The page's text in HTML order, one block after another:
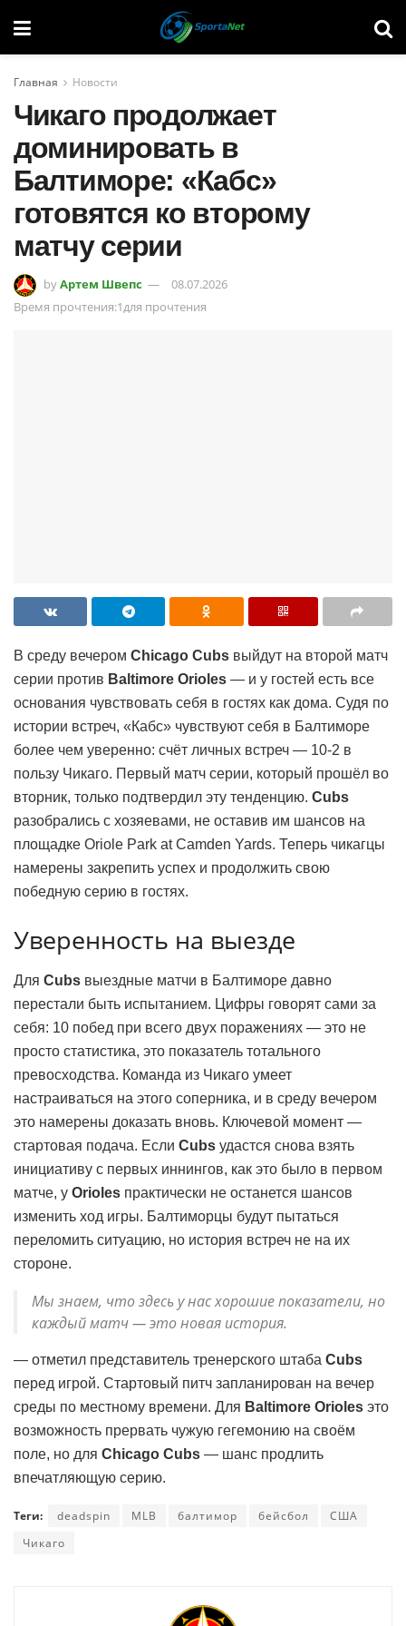
Главная Новости
Чикаго продолжает
доминировать в
Балтиморе: «Кабс»
готовятся ко второму
матчу серии
byАртем Швепс
08.07.2026
Время прочтения:1для прочтения
В среду вечером Chicago Cubs выйдут на второй матч
серии против Baltimore Orioles — и у гостей есть все
основания чувствовать себя в гостях как дома. Судя по
истории встреч, «Кабс» чувствуют себя в Балтиморе
более чем уверенно: счёт личных встреч — 10-2 в
пользу Чикаго. Первый матч серии, который прошёл во
вторник, только подтвердил эту тенденцию. Cubs
разобрались с хозяевами, не оставив им шансов на
площадке Oriole Park at Camden Yards. Теперь чикагцы
намерены закрепить успех и продолжить свою
победную серию в гостях.
Уверенность на выезде
Для Cubs выездные матчи в Балтиморе давно
перестали быть испытанием. Цифры говорят сами за
себя: 10 побед при всего двух поражениях — это не
просто статистика, это показатель тотального
превосходства. Команда из Чикаго умеет
настраиваться на этого соперника, и в среду вечером
это намерены доказать вновь. Ключевой момент —
стартовая подача. Если Cubs удастся снова взять
инициативу с первых иннингов, как это было в первом
матче, у Orioles практически не останется шансов
изменить ход игры. Балтиморцы будут пытаться
переломить ситуацию, но история встреч не на их
стороне.
Мы знаем, что здесь у нас хорошие показатели, но
каждый матч — это новая история.
— отметил представитель тренерского штаба Cubs
перед игрой. Стартовый питч запланирован на вечер
среды по местному времени. Для Baltimore Orioles это
возможность прервать чужую гегемонию на своём
поле, но для Chicago Cubs — шанс продлить
впечатляющую серию.
Теги: deadspin MLB балтимор бейсбол
США
Чикаго